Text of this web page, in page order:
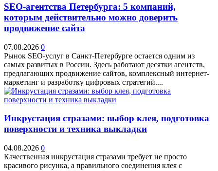
SEO-агентства Петербурга: 5 компаний,
которым действительно можно доверить
продвижение сайта
07.08.2026 0
Рынок SEO-услуг в Санкт-Петербурге остается одним из
самых развитых в России. Здесь работают десятки агентств,
предлагающих продвижение сайтов, комплексный интернет-
маркетинг и разработку цифровых стратегий....
Инкрустация стразами: выбор клея, подготовка
поверхности и техника выкладки
04.08.2026 0
Качественная инкрустация стразами требует не просто
красивого рисунка, а правильного соединения клея с